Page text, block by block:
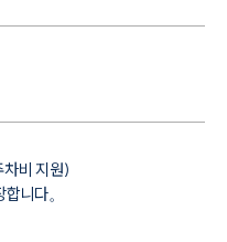
비 지원)
니다。